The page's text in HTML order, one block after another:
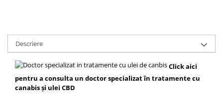
Descriere
Click aici
pentru a consulta un doctor specializat în tratamente cu
canabis și ulei CBD